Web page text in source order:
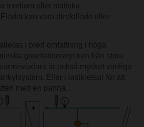
medium eller statiska
kan vara direktflöde eller
i bred omfattning i höga
gravitationstrycken från stora
är också mycket vanliga
Eller i lastkretsar för att
med en panna.